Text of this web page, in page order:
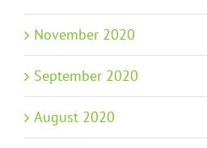
November 2020
September 2020
August 2020